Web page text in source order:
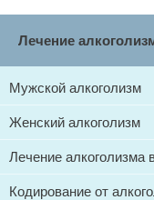
Лечение
Мужской алкоголизм
Женский алкоголизм
Лечение алкоголизма
Кодирование от